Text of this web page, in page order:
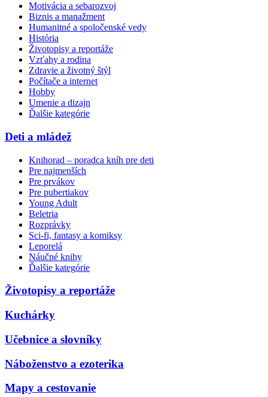
Motivácia a sebarozvoj
Biznis a manažment
Humanitné a spoločenské vedy
História
Životopisy a reportáže
Vzťahy a rodina
Zdravie a životný štýl
Počítače a internet
Hobby
Umenie a dizajn
Ďalšie kategórie
Deti a mládež
Knihorad – poradca kníh pre deti
Pre najmenších
Pre prvákov
Pre pubertiakov
Young Adult
Beletria
Rozprávky
Sci-fi, fantasy a komiksy
Leporelá
Náučné knihy
Ďalšie kategórie
Životopisy a reportáže
Kuchárky
Učebnice a slovníky
Náboženstvo a ezoterika
Mapy a cestovanie